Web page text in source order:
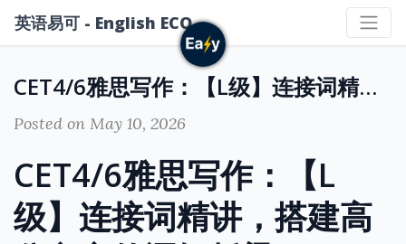
英语易可 - English ECO
CET4/6雅思写作：【L级】连接词精讲，搭建高分文章的逻辑桥梁！
Posted on May 10, 2026
CET4/6雅思写作：【L
级】连接词精讲，搭建高